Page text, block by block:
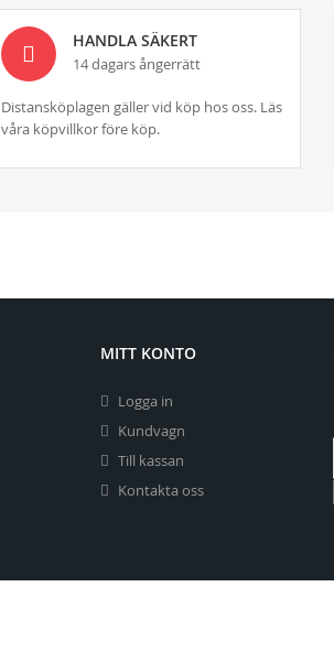
HANDLA SÄKERT
14 dagars ångerrätt
Distansköplagen gäller vid köp hos oss. Läs
våra köpvillkor före köp.
MITT KONTO
Logga in
Kundvagn
Till kassan
Kontakta oss